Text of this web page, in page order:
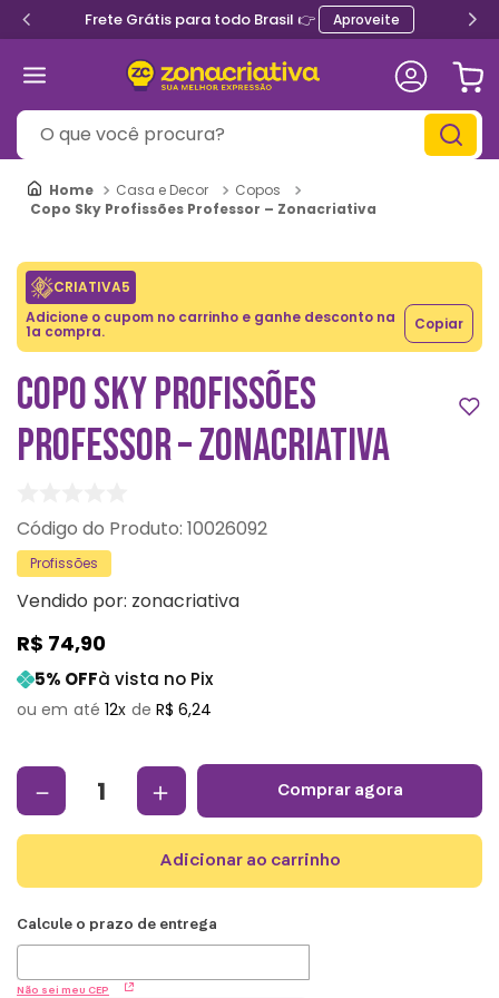
Frete Grátis para todo Brasil 👉 Aproveite
O que você procura?
Casa e Decor
Copos
Copo Sky Profissões Professor – Zonacriativa
CRIATIVA5
Adicione o cupom no carrinho e ganhe desconto na
1a compra. Copiar
COPO SKY PROFISSÕES
PROFESSOR – ZONACRIATIVA
: 10026092
Profissões
Vendido por: zonacriativa
R$ 74,90
5% OFFà vista no Pix
12 R$ 6,24
＋
－ comprar agora
adicionar ao carrinho
Não sei meu CEP